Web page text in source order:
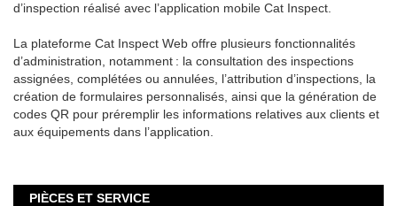
d’inspection réalisé avec l’application mobile Cat Inspect.
La plateforme Cat Inspect Web offre plusieurs fonctionnalités
d’administration, notamment : la consultation des inspections
assignées, complétées ou annulées, l’attribution d’inspections, la
création de formulaires personnalisés, ainsi que la génération de
codes QR pour préremplir les informations relatives aux clients et
aux équipements dans l’application.
PIÈCES ET SERVICE